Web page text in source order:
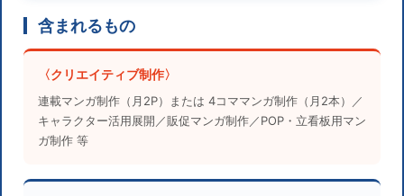
含まれるもの
〈クリエイティブ制作〉
連載マンガ制作（月2P）または 4コママンガ制作（月2本）／
キャラクター活用展開／販促マンガ制作／POP・立看板用マン
ガ制作 等